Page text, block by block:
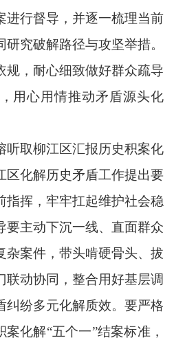
进行督导，并逐一梳理当前
究破解路径与攻坚举措。
规，耐心细致做好群众疏导
用心用情推动矛盾源头化
听取柳江区汇报历史积案化
区化解历史矛盾工作提出要
指挥，牢牢扛起维护社会稳
要主动下沉一线、直面群众
杂案件，带头啃硬骨头、拔
联动协同，整合用好基层调
纠纷多元化解质效。要严格
化解“五个一”结案标准，